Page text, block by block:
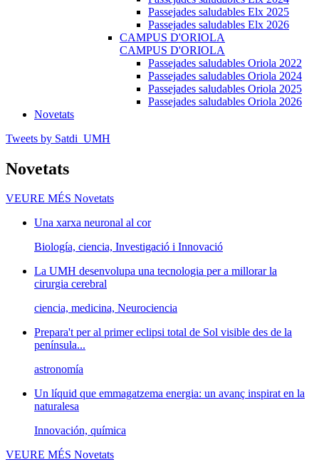
Passejades saludables Elx 2025
Passejades saludables Elx 2026
CAMPUS D'ORIOLA
CAMPUS D'ORIOLA
Passejades saludables Oriola 2022
Passejades saludables Oriola 2024
Passejades saludables Oriola 2025
Passejades saludables Oriola 2026
Novetats
Tweets by Satdi_UMH
Novetats
VEURE MÉS Novetats
Una xarxa neuronal al cor
Biología, ciencia, Investigació i Innovació
La UMH desenvolupa una tecnologia per a millorar la
cirurgia cerebral
ciencia, medicina, Neurociencia
Prepara't per al primer eclipsi total de Sol visible des de la
península...
astronomía
Un líquid que emmagatzema energia: un avanç inspirat en la
naturalesa
Innovación, química
VEURE MÉS Novetats